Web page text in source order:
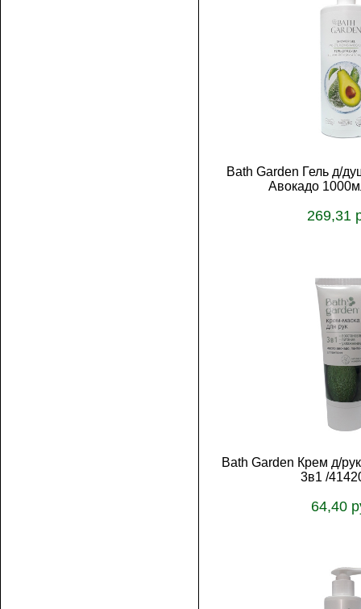
Bath Garden Гель д/
Авокадо
269,31
Bath Garden Крем д/
3в1 /
64,40